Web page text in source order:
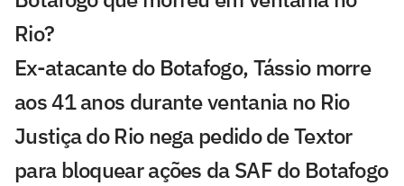
Rio?
Ex-atacante do Botafogo, Tássio morre
aos 41 anos durante ventania no Rio
Justiça do Rio nega pedido de Textor
para bloquear ações da SAF do Botafogo